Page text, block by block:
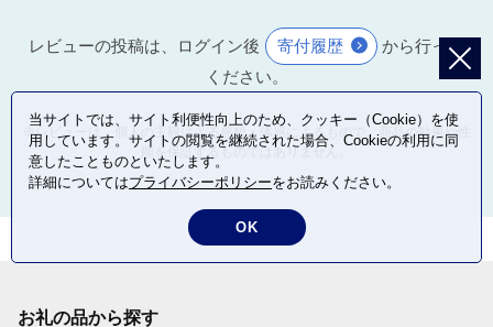
レビューの投稿は、ログイン後 寄付履歴
から行って
ください。
※レビューは、個人の主観による感想・体感によるもので、商品の効果や性
能を保証するものではありません。
お礼の品から探す
当サイトでは、サイト利便性向上のため、クッキー（Cookie）を使
用しています。サイトの閲覧を継続された場合、Cookieの利用に同
意したことものといたします。
詳細についてはプライバシーポリシーをお読みください。
OK